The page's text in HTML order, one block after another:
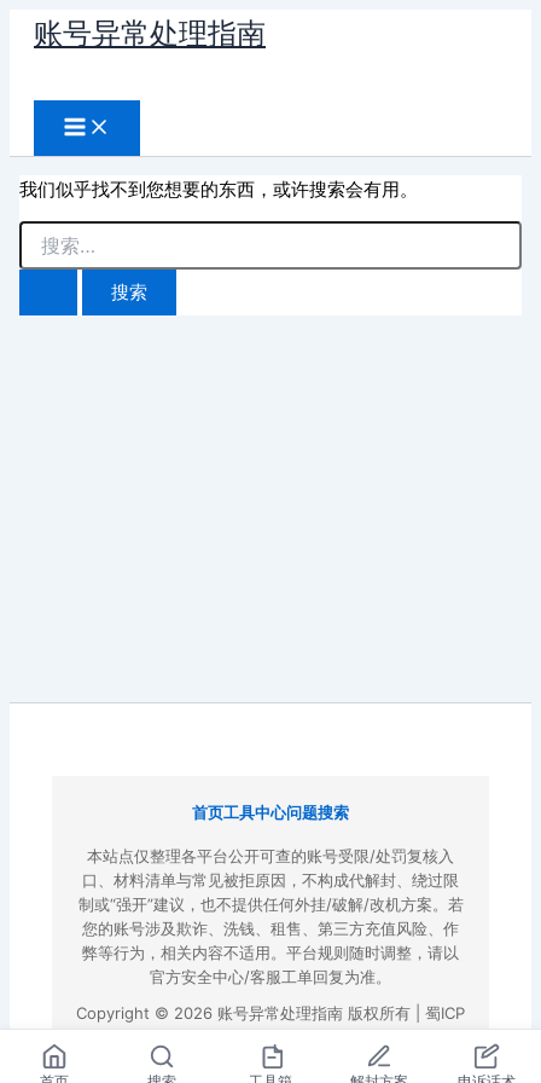
账号异常处理指南
索
我们似乎找不到您想要的东西，或许搜索会有用。
搜
索：
首页工具中心问题搜索
本站点仅整理各平台公开可查的账号受限/处罚复核入
口、材料清单与常见被拒原因，不构成代解封、绕过限
制或“强开”建议，也不提供任何外挂/破解/改机方案。若
您的账号涉及欺诈、洗钱、租售、第三方充值风险、作
弊等行为，相关内容不适用。平台规则随时调整，请以
官方安全中心/客服工单回复为准。
Copyright © 2026 账号异常处理指南 版权所有 | 蜀ICP